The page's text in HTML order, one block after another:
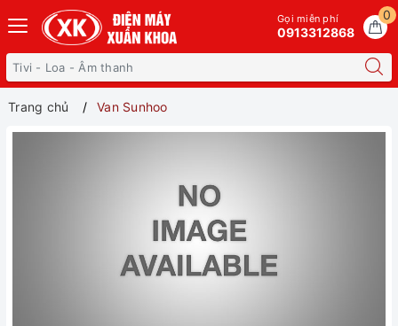
0
Gọi miễn phí
0913312868
Trang chủ Van Sunhoo